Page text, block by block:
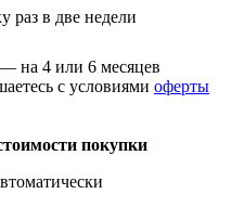
раз в две недели
на 4 или 6 месяцев
с условиями оферты
покупки